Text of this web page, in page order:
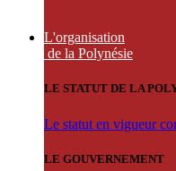
L'organisation
de la Polynésie
LE STATUT DE LA
Le statut en vigueur
LE GOUVERNEMENT